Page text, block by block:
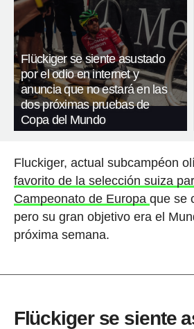
Flückiger se siente asustado
por el odio en internet y
anuncia que no estará en las
dos próximas pruebas de
Copa del Mundo
Fluckiger, actual subcampéon
favorito de la selección suiza
Campeonato de Europa que se
pero su gran objetivo era el
próxima semana.
Flückiger se siente